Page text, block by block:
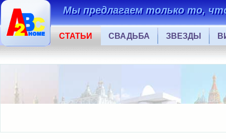
Мы предлагаем только то,
СТАТЬИ СВАДЬБА ЗВЕЗДЫ